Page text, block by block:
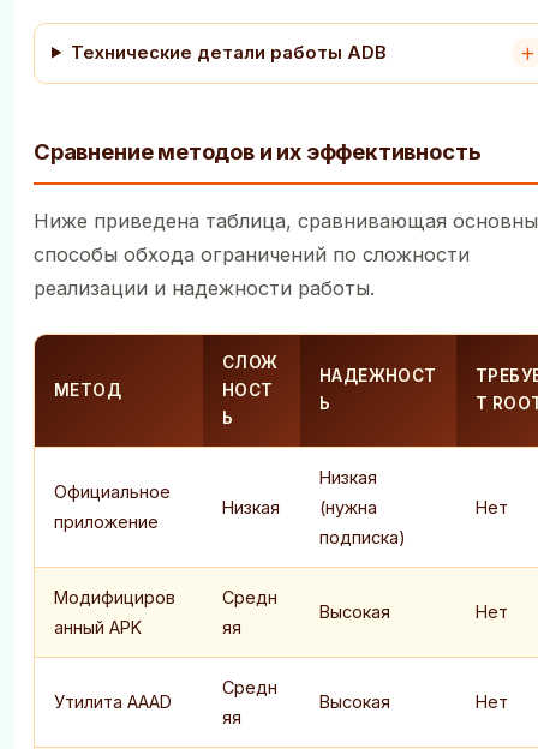
Технические детали работы ADB
Сравнение методов и их эффективность
Ниже приведена таблица, сравнивающая
способы обхода ограничений по сложности
реализации и надежности работы.
МЕТОД
СЛОЖ
НОСТ
Ь
НАДЕЖНОСТ
Ь
Т
Официальное
приложение
Низкая
Низкая
(нужна
подписка)
Нет
Модифициров
анный APK
Средн
яя
Высокая Нет
Утилита AAAD
Средн
яя
Высокая Нет